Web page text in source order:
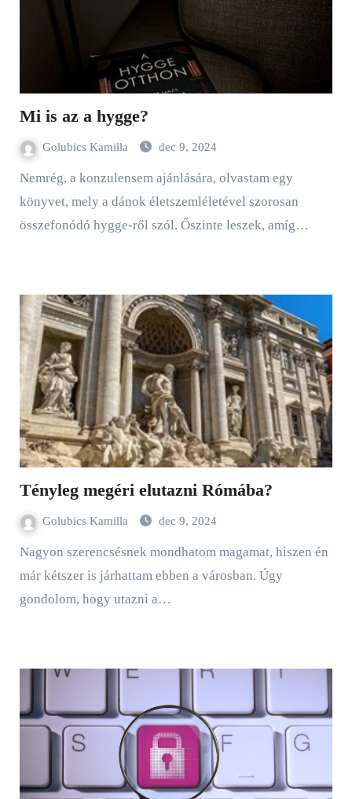
Mi is az a hygge?
Golubics Kamilla dec 9, 2024
Nemrég, a konzulensem ajánlására, olvastam egy
könyvet, mely a dánok életszemléletével szorosan
összefonódó hygge-ről szól. Őszinte leszek, amíg…
Tényleg megéri elutazni Rómába?
Golubics Kamilla dec 9, 2024
Nagyon szerencsésnek mondhatom magamat, hiszen én
már kétszer is járhattam ebben a városban. Úgy
gondolom, hogy utazni a…